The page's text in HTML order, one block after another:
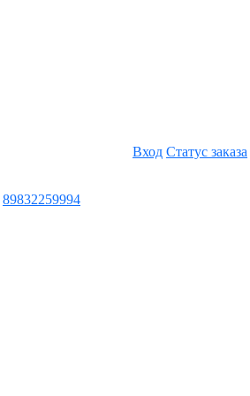
Вход Статус заказа
89832259994